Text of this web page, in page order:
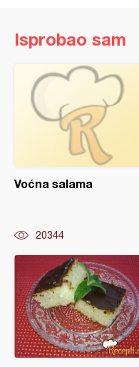
Isprobao sam
Voćna salama
20344